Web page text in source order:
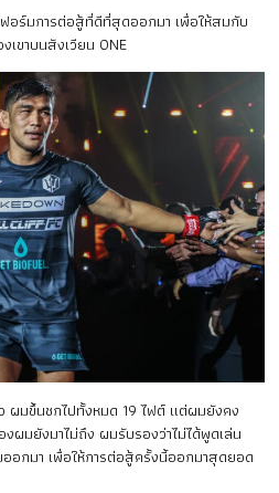
อร์มการต่อสู้ที่ดีที่สุดออกมา เพื่อให้สมกับ
ขาบนสังเวียน ONE
ผมขึ้นชกไปทั้งหมด 19 ไฟต์ แต่ผมยังคง
ผมยังมาไม่ถึง ผมรับรองว่าไม่ได้พูดเล่น
อกมา เพื่อให้การต่อสู้ครั้งนี้ออกมาสุดยอด